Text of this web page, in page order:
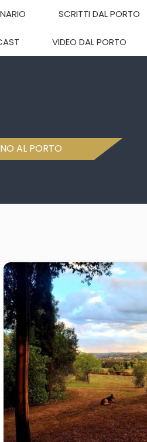
SCRITTI DAL PORTO
VIDEO DAL PORTO
AL PORTO